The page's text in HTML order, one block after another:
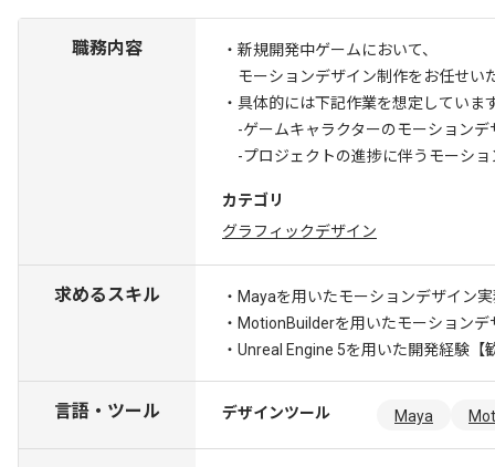
職務内容
・新規開発中ゲームにおいて、
モーションデザイン制作をお任せい
・具体的には下記作業を想定していま
-ゲームキャラクターのモーションデ
-プロジェクトの進捗に伴うモーショ
カテゴリ
グラフィックデザイン
求めるスキル
・Mayaを用いたモーションデザイン
・MotionBuilderを用いたモーション
・Unreal Engine 5を用いた開発経験
言語・ツール デザインツール Maya